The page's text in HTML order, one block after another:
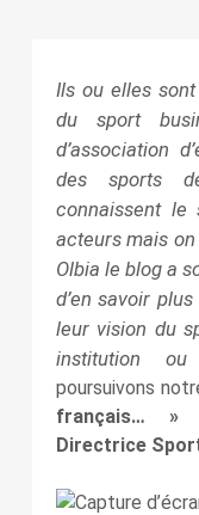
Ils ou elles sont
du sport
d’association
des sports
connaissent le
acteurs mais
Olbia le blog a
d’en savoir
leur vision du
institution
poursuivons
français… »
Directrice